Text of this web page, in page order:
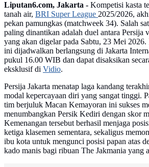
Liputan6.com, Jakarta - Kompetisi kasta
tanah air, BRI Super League 2025/2026,
pekan pamungkas (matchweek 34). Salah
paling dinantikan adalah duel antara Persija
yang akan digelar pada Sabtu, 23 Mei 2026.
ini dijadwalkan berlangsung di Jakarta
pukul 16.00 WIB dan dapat disaksikan
eksklusif di Vidio.
Persija Jakarta menatap laga kandang
modal kepercayaan diri yang sangat tinggi.
tim berjuluk Macan Kemayoran ini sukses
menumbangkan Persik Kediri dengan skor
Kemenangan tersebut berhasil menjaga
ketiga klasemen sementara, sekaligus
ibu kota untuk mengunci posisi papan atas
kado manis bagi ribuan The Jakmania yang